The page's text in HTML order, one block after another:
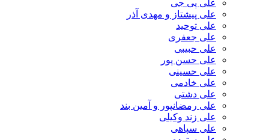
علی پی جی
علی پیشتاز و مهدی آذر
علی توحید
علی جعفری
علی حبیبی
علی حسن پور
علی حسینی
علی خادمی
علی دشتی
علی رمضانپور و آمین بند
علی زند وکیلی
علی سپاهی